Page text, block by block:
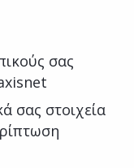
σας
σας στοιχεία